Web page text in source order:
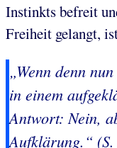
Instinkts befreit
Freiheit gelangt,
„Wenn denn
in einem
Antwort: Nein,
Aufklärung.“